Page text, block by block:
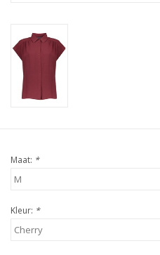
Maat: *
Kleur: *